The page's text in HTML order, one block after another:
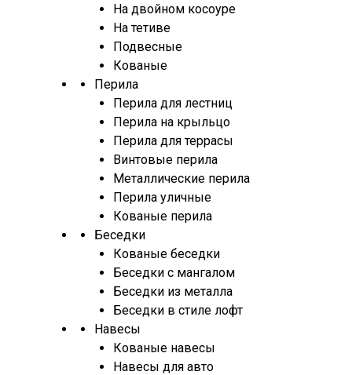
На двойном косоуре
На тетиве
Подвесные
Кованые
Перила
Перила для лестниц
Перила на крыльцо
Перила для террасы
Винтовые перила
Металлические перила
Перила уличные
Кованые перила
Беседки
Кованые беседки
Беседки с мангалом
Беседки из металла
Беседки в стиле лофт
Навесы
Кованые навесы
Навесы для авто